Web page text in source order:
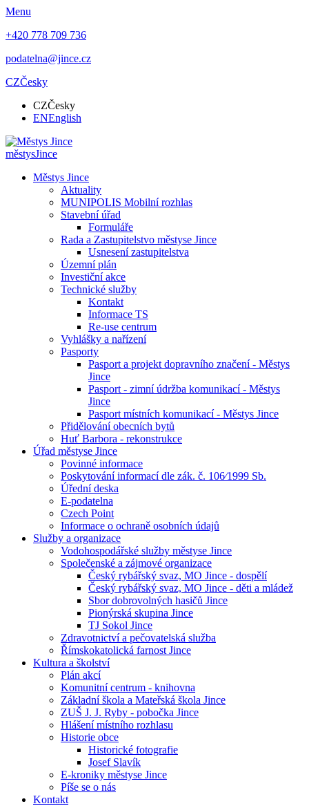
Menu
+420 778 709 736
podatelna@jince.cz
CZČesky
CZČesky
ENEnglish
městysJince
Městys Jince
Aktuality
MUNIPOLIS Mobilní rozhlas
Stavební úřad
Formuláře
Rada a Zastupitelstvo městyse Jince
Usnesení zastupitelstva
Územní plán
Investiční akce
Technické služby
Kontakt
Informace TS
Re-use centrum
Vyhlášky a nařízení
Pasporty
Pasport a projekt dopravního značení - Městys
Jince
Pasport - zimní údržba komunikací - Městys
Jince
Pasport místních komunikací - Městys Jince
Přidělování obecních bytů
Huť Barbora - rekonstrukce
Úřad městyse Jince
Povinné informace
Poskytování informací dle zák. č. 106⁄1999 Sb.
Úřední deska
E-podatelna
Czech Point
Informace o ochraně osobních údajů
Služby a organizace
Vodohospodářské služby městyse Jince
Společenské a zájmové organizace
Český rybářský svaz, MO Jince - dospělí
Český rybářský svaz, MO Jince - děti a mládež
Sbor dobrovolných hasičů Jince
Pionýrská skupina Jince
TJ Sokol Jince
Zdravotnictví a pečovatelská služba
Římskokatolická farnost Jince
Kultura a školství
Plán akcí
Komunitní centrum - knihovna
Základní škola a Mateřská škola Jince
ZUŠ J. J. Ryby - pobočka Jince
Hlášení místního rozhlasu
Historie obce
Historické fotografie
Josef Slavík
E-kroniky městyse Jince
Píše se o nás
Kontakt